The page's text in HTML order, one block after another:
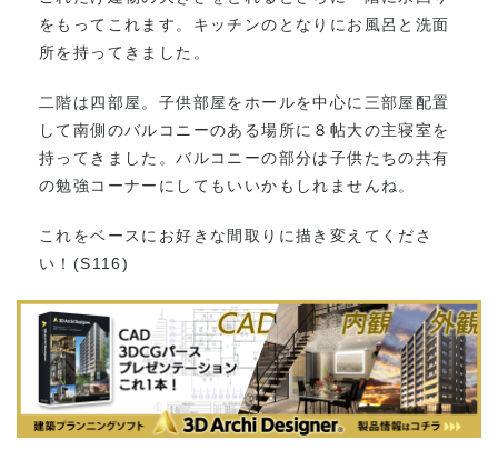
をもってこれます。キッチンのとなりにお風呂と洗面
所を持ってきました。
二階は四部屋。子供部屋をホールを中心に三部屋配置
して南側のバルコニーのある場所に８帖大の主寝室を
持ってきました。バルコニーの部分は子供たちの共有
の勉強コーナーにしてもいいかもしれませんね。
これをベースにお好きな間取りに描き変えてくださ
い！(S116)